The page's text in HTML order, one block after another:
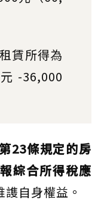
賃所得為
-36,000
23條規定的房
綜合所得稅應
謢自身權益。